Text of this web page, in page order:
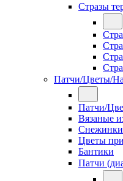
Стразы
Патчи/Цветы/
Патчи/
Вязаные
Снежинки
Цветы
Бантики
Патчи